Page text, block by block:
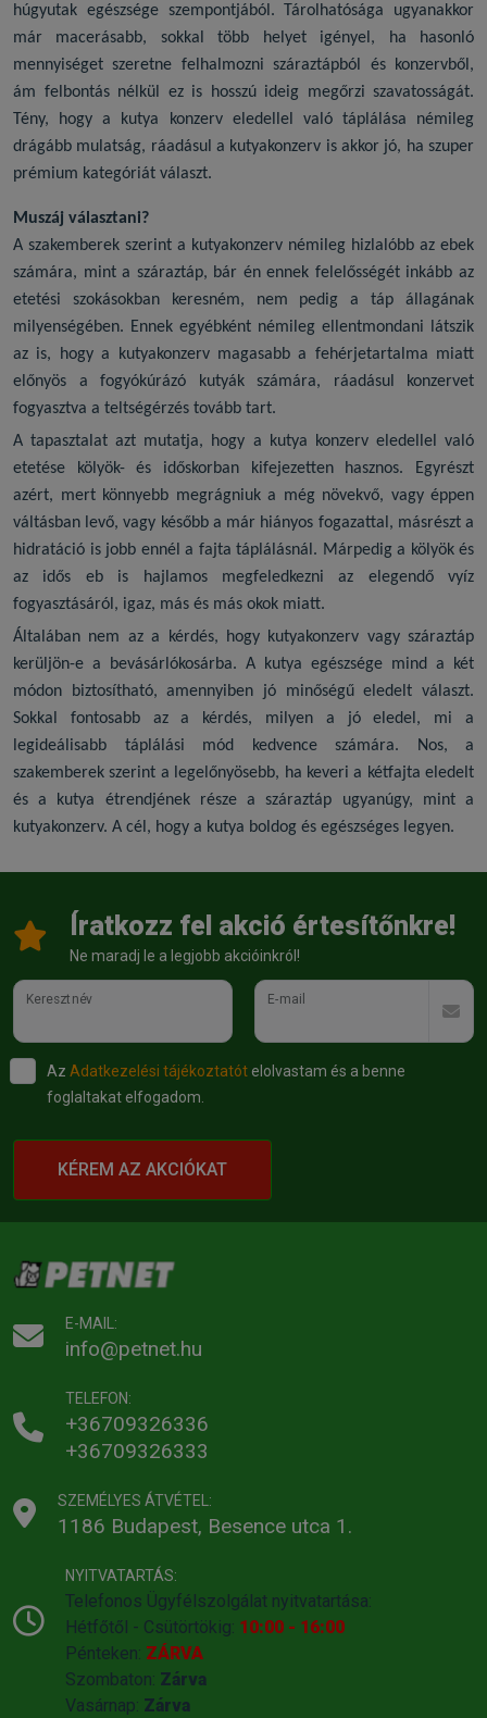
húgyutak egészsége szempontjából. Tárolhatósága ugyanakkor
már macerásabb, sokkal több helyet igényel, ha hasonló
mennyiséget szeretne felhalmozni száraztápból és konzervből,
ám felbontás nélkül ez is hosszú ideig megőrzi szavatosságát.
Tény, hogy a
kutya konzerveledellel való táplálása némileg
drágább mulatság, ráadásul a kutyakonzerv is akkor jó, ha szuper
prémium kategóriát választ.
Muszáj választani?
A szakemberek szerint a kutyakonzerv némileg hizlalóbb az ebek
számára, mint a száraztáp, bár én ennek felelősségét inkább az
etetési szokásokban keresném, nem pedig a táp állagának
milyenségében. Ennek egyébként némileg ellentmondani látszik
az is, hogy a kutyakonzerv magasabb a fehérjetartalma miatt
előnyös a fogyókúrázó kutyák számára, ráadásul konzervet
fogyasztva a teltségérzés tovább tart.
A tapasztalat azt mutatja, hogy a
kutya konzerveledellel való
etetése kölyök- és időskorban kifejezetten hasznos. Egyrészt
azért, mert könnyebb megrágniuk a még növekvő, vagy éppen
váltásban levő, vagy később a már hiányos fogazattal, másrészt a
hidratáció is jobb ennél a fajta táplálásnál. Márpedig a kölyök és
az idős eb is hajlamos megfeledkezni az elegendő vyíz
fogyasztásáról, igaz, más és más okok miatt.
Általában nem az a kérdés, hogy kutyakonzerv vagy száraztáp
kerüljön-e a bevásárlókosárba. A kutya egészsége mind a két
módon biztosítható, amennyiben jó minőségű eledelt választ.
Sokkal fontosabb az a kérdés, milyen a jó eledel, mi a
legideálisabb táplálási mód kedvence számára. Nos, a
szakemberek szerint a legelőnyösebb, ha keveri a kétfajta eledelt
és a kutya étrendjének része a száraztáp ugyanúgy, mint a
kutyakonzerv. A cél, hogy a kutya boldog és egészséges legyen.
Íratkozz fel akció értesítőnkre!
Ne maradj le a legjobb akcióinkról!
Keresztnév E-mail
Az Adatkezelési tájékoztatót elolvastam és a benne
foglaltakat elfogadom.
KÉREM AZ AKCIÓKAT
E-MAIL:
info@petnet.hu
TELEFON:
+36709326336
+36709326333
SZEMÉLYES ÁTVÉTEL:
1186 Budapest, Besence utca 1.
NYITVATARTÁS:
Telefonos Ügyfélszolgálat nyitvatartása:
Hétfőtől - Csütörtökig: 10:00 - 16:00
Pénteken: ZÁRVA
Szombaton: Zárva
Vasárnap: Zárva